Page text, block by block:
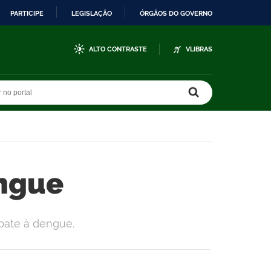
PARTICIPE LEGISLAÇÃO ÓRGÃOS DO GOVERNO
ALTO CONTRASTE VLIBRAS
à dengue.